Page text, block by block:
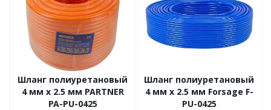
Шланг полиуретановый
4 мм x 2.5 мм PARTNER
PA-PU-0425
Шланг полиуретановый
4 мм x 2.5 мм Forsage F-
PU-0425